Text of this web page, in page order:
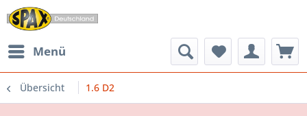
Menü
Übersicht 1.6 D2